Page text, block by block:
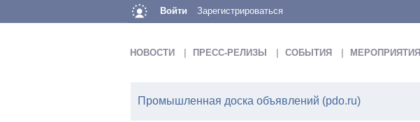
Войти Зарегистрироваться
НОВОСТИ ПРЕСС-РЕЛИЗЫ СОБЫТИЯ МЕРОПРИЯТИЯ
Промышленная доска объявлений (pdo.ru)